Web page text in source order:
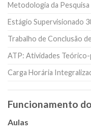
Metodologia da
Estágio Supervisionado
Trabalho de Conclusão
ATP: Atividades
Carga Horária
Funcionamento
Aulas